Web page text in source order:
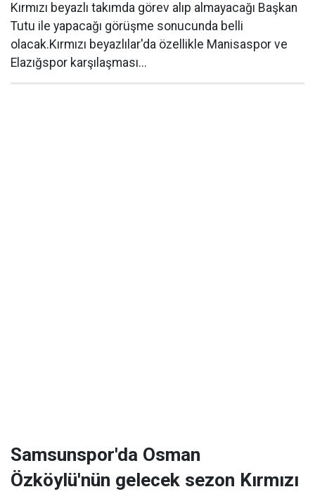
Kırmızı beyazlı takımda görev alıp almayacağı Başkan
Tutu ile yapacağı görüşme sonucunda belli
olacak.Kırmızı beyazlılar'da özellikle Manisaspor ve
Elazığspor karşılaşması...
Samsunspor'da Osman
Özköylü'nün gelecek sezon Kırmızı